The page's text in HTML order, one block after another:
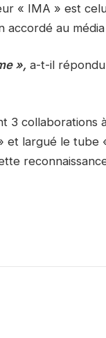
« IMA » est
au
», a-t-il répondu
3 collaborations
et largué le tube